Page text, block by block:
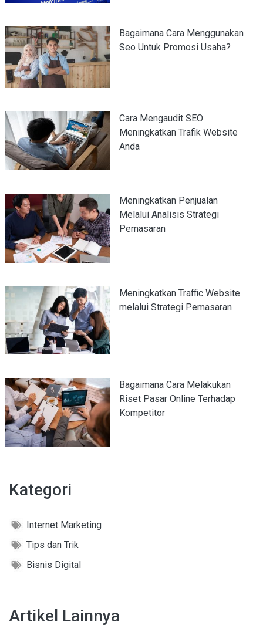
Bagaimana Cara Menggunakan
Seo Untuk Promosi Usaha?
Cara Mengaudit SEO
Meningkatkan Trafik Website
Anda
Meningkatkan Penjualan
Melalui Analisis Strategi
Pemasaran
Meningkatkan Traffic Website
melalui Strategi Pemasaran
Bagaimana Cara Melakukan
Riset Pasar Online Terhadap
Kompetitor
Kategori
Internet Marketing
Tips dan Trik
Bisnis Digital
Artikel Lainnya